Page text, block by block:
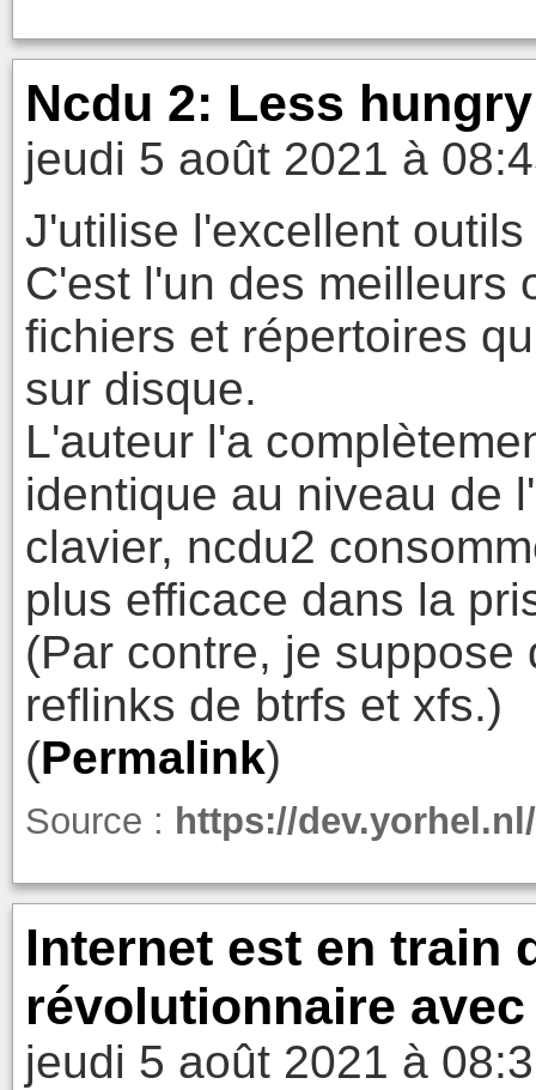
Ncdu 2: Less
jeudi 5 août 2021 à
J'utilise l'excellent
C'est l'un des meilleurs
fichiers et répertoires
sur disque.
L'auteur l'a
identique au niveau de
clavier, ncdu2
plus efficace dans la
(Par contre, je
reflinks de btrfs et xfs.)
(Permalink)
Source : https://
Internet est en train
révolutionnaire
jeudi 5 août 2021 à